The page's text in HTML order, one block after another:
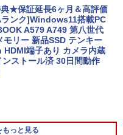
典★保証延長6ヶ月＆高評価
ンク]Windows11搭載PC
A579 A749 第八世代
リー 新品SSD テンキー
端子あり カメラ内蔵
ストール済 30日間動作
もっと見る